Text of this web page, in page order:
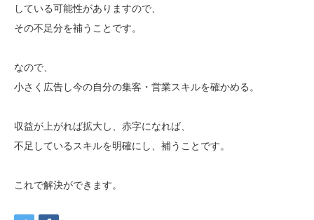
している可能性がありますので、
その不足分を補うことです。
なので、
小さく広告し今の自分の集客・営業スキルを確かめる。
収益が上がれば拡大し、赤字になれば、
不足しているスキルを明確にし、補うことです。
これで解決ができます。